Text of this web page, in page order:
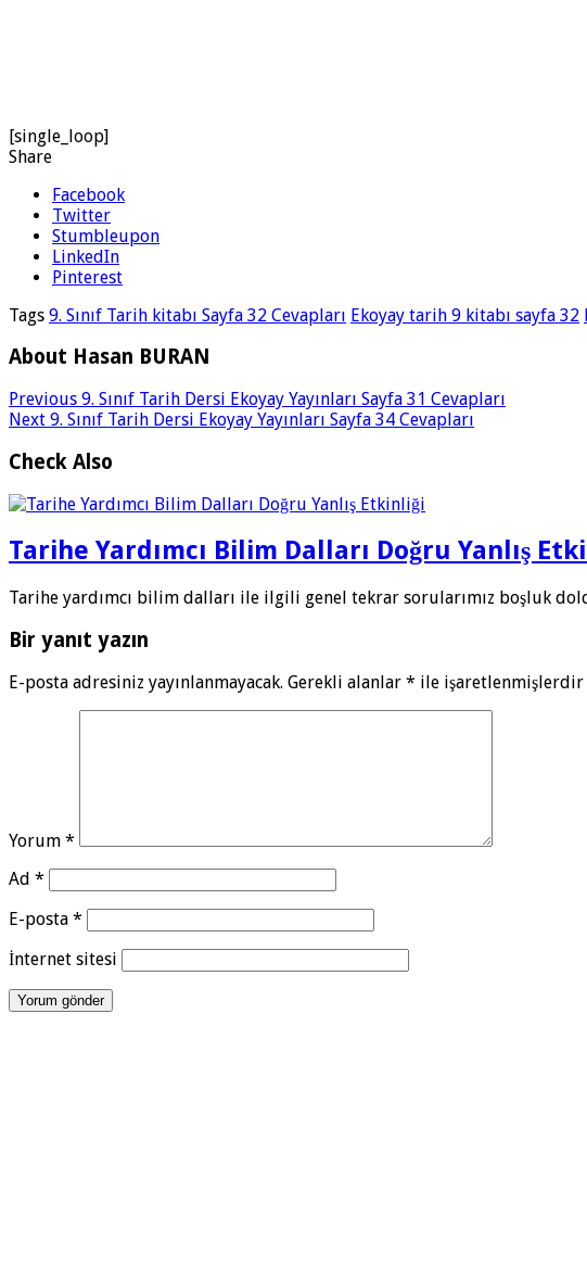
[single_loop]
Share
Facebook
Twitter
Stumbleupon
LinkedIn
Pinterest
Tags 9. Sınıf Tarih kitabı Sayfa 32 Cevapları Ekoyay tarih 9 kitabı sayfa 32
About Hasan BURAN
Previous 9. Sınıf Tarih Dersi Ekoyay Yayınları Sayfa 31 Cevapları
Next 9. Sınıf Tarih Dersi Ekoyay Yayınları Sayfa 34 Cevapları
Check Also
Tarihe Yardımcı Bilim Dalları Doğru Yanlış
Tarihe yardımcı bilim dalları ile ilgili genel tekrar sorularımız boşluk
Bir yanıt yazın
E-posta adresiniz yayınlanmayacak. Gerekli alanlar * ile işaretlenmişlerdir
Yorum *
Ad *
E-posta *
İnternet sitesi